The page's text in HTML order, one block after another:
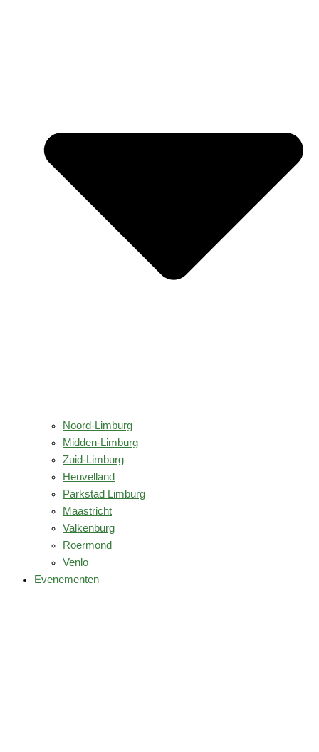
Noord-Limburg
Midden-Limburg
Zuid-Limburg
Heuvelland
Parkstad Limburg
Maastricht
Valkenburg
Roermond
Venlo
Evenementen